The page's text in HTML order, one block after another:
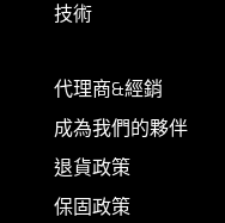
技術
代理商&經銷
成為我們的夥伴
退貨政策
保固政策